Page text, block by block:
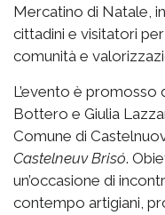
Mercatino di Natale,
cittadini e visitatori
comunità e
L’evento è promosso
Bottero e Giulia
Comune di
Castelneuv Brisó.
un’occasione di
contempo artigiani,